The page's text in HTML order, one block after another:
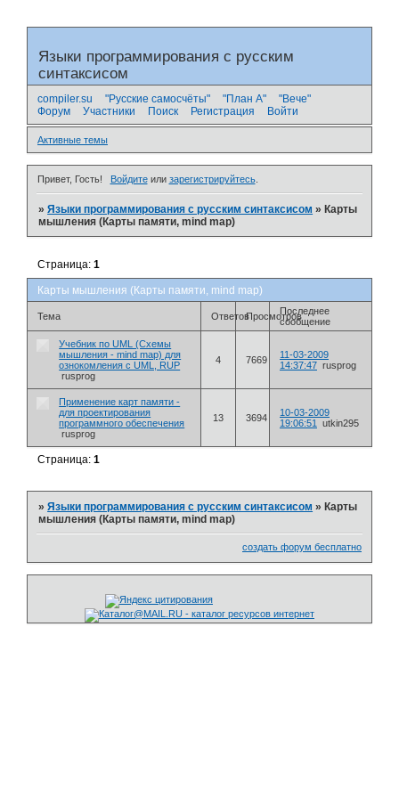
Языки программирования с русским
синтаксисом
compiler.su "Русские самосчёты" "План А"
"Вече"
Форум
Участники Поиск Регистрация Войти
Активные темы
Привет, Гость! Войдитеили зарегистрируйтесь.
»Языки программирования с русским синтаксисом »Карты
мышления (Карты памяти, mind map)
Карты мышления (Карты памяти, mind map)
Страница:1
Тема ОтветовПросмотровПоследнее
сообщение
Учебник по UML (Схемы
мышления - mind map) для
ознокомления с UML, RUP
rusprog
4 7669
11-03-2009
14:37:47 rusprog
Применение карт памяти -
для проектирования
программного обеспечения
rusprog
13 3694
10-03-2009
19:06:51
utkin295
Страница:1
»Языки программирования с русским синтаксисом »Карты
мышления (Карты памяти, mind map)
создать форум бесплатно